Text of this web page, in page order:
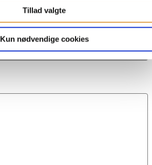
Tillad valgte
Kun nødvendige cookies